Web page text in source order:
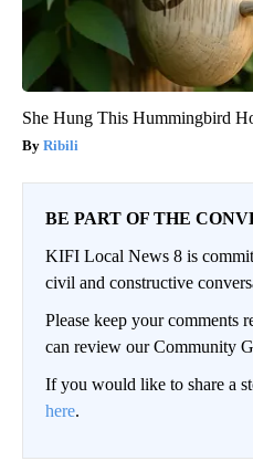
She Hung This Hummingbird
Ribili
BE PART OF THE
KIFI Local News 8 is
civil and constructive
Please keep your comments
can review our Community
If you would like to share a
here.